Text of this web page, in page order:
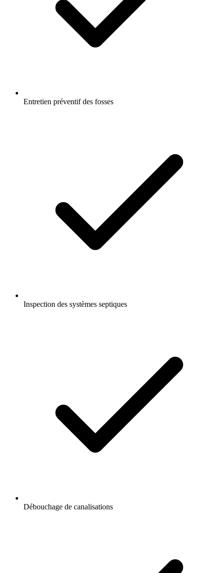
Entretien préventif des fosses
Inspection des systèmes septiques
Débouchage de canalisations